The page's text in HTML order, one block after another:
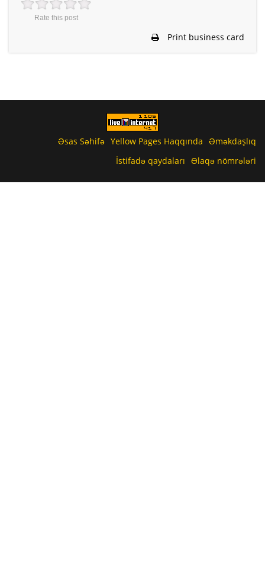
Rate this post
Print business card
Əsas Səhifə Yellow Pages Haqqında Əməkdaşlıq
İstifadə qaydaları Əlaqə nömrələri